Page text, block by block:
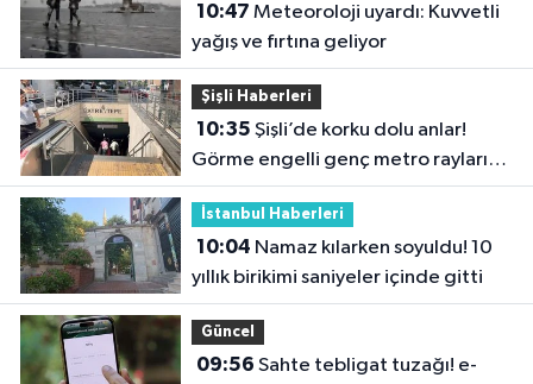
10:47
yağış ve fırtına geliyor
Şişli Haberleri
10:35
Görme engelli genç metro raylarına
düştü
İstanbul Haberleri
10:04
yıllık birikimi saniyeler içinde gitti
Güncel
09:56